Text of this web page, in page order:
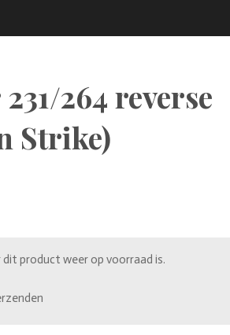
264 reverse
Strike)
product weer op voorraad is.